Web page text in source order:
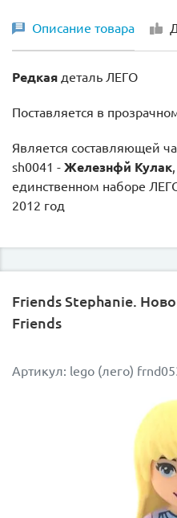
Описание товара
Редкая деталь ЛЕГО
Поставляется в
Является составляющей
sh0041 - Железнфй Кулак
единственном наборе
2012 год
Friends Stephanie.
Friends
Артикул: lego (лего)